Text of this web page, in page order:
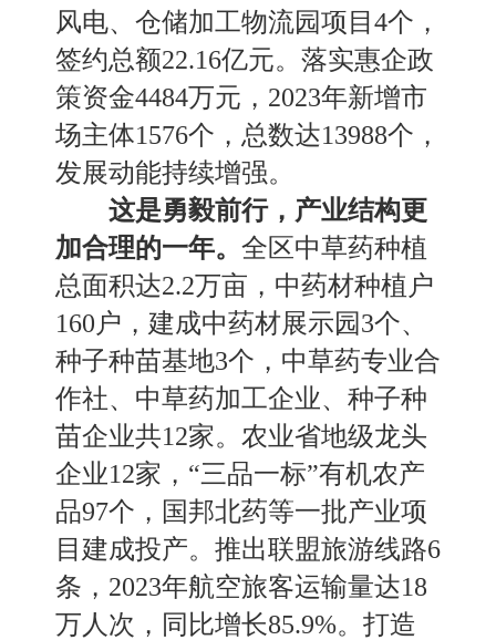
风电、 仓储加工物流园项目 4个，
签约总额22.16亿元。落实惠企政
策资金4484万元，2023年新增市
场主体1576个，总数达13988个，
发展动能持续增强。
这是勇毅前行，产业结构更
加合理的一年。 全区中草药种植
总面积达2.2万亩，中药材种植户
160户，建成中药材展示园3个、
种子种苗基地3个，中草药专业合
作社、 中草药加工企业、 种子种
苗企业共12家。农业省地级龙头
企业12家，“三品一标”有机农产
品97个，国邦北药等一批产业项
目建成投产。推出联盟旅游线路6
条，2023年航空旅客运输量达18
万人次，同比增长85.9%。打造